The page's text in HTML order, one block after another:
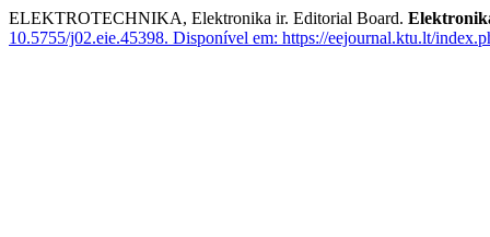
ELEKTROTECHNIKA, Elektronika ir. Editorial Board.
10.5755/j02.eie.45398. Disponível em: https://eejournal.ktu.lt/